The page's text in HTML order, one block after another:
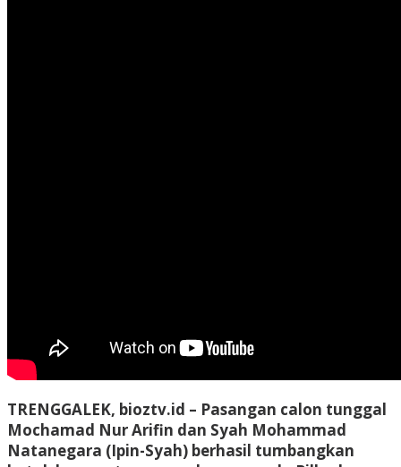
TRENGGALEK, bioztv.id – Pasangan calon tunggal
Mochamad Nur Arifin dan Syah Mohammad
Natanegara (Ipin-Syah) berhasil tumbangkan